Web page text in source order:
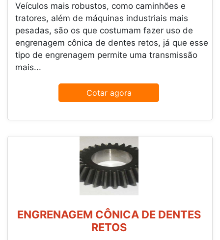
Veículos mais robustos, como caminhões e
tratores, além de máquinas industriais mais
pesadas, são os que costumam fazer uso de
engrenagem cônica de dentes retos, já que esse
tipo de engrenagem permite uma transmissão
mais...
Cotar agora
ENGRENAGEM CÔNICA DE DENTES
RETOS